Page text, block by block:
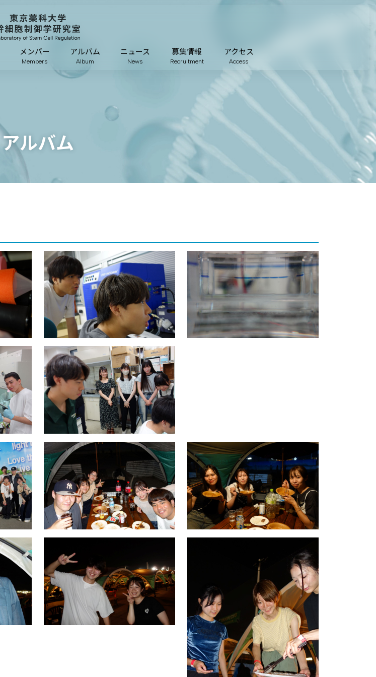
メンバー
Members
アルバム
Album
ニュース
News
募集情報
Recruitment
アクセス
Access
アルバム